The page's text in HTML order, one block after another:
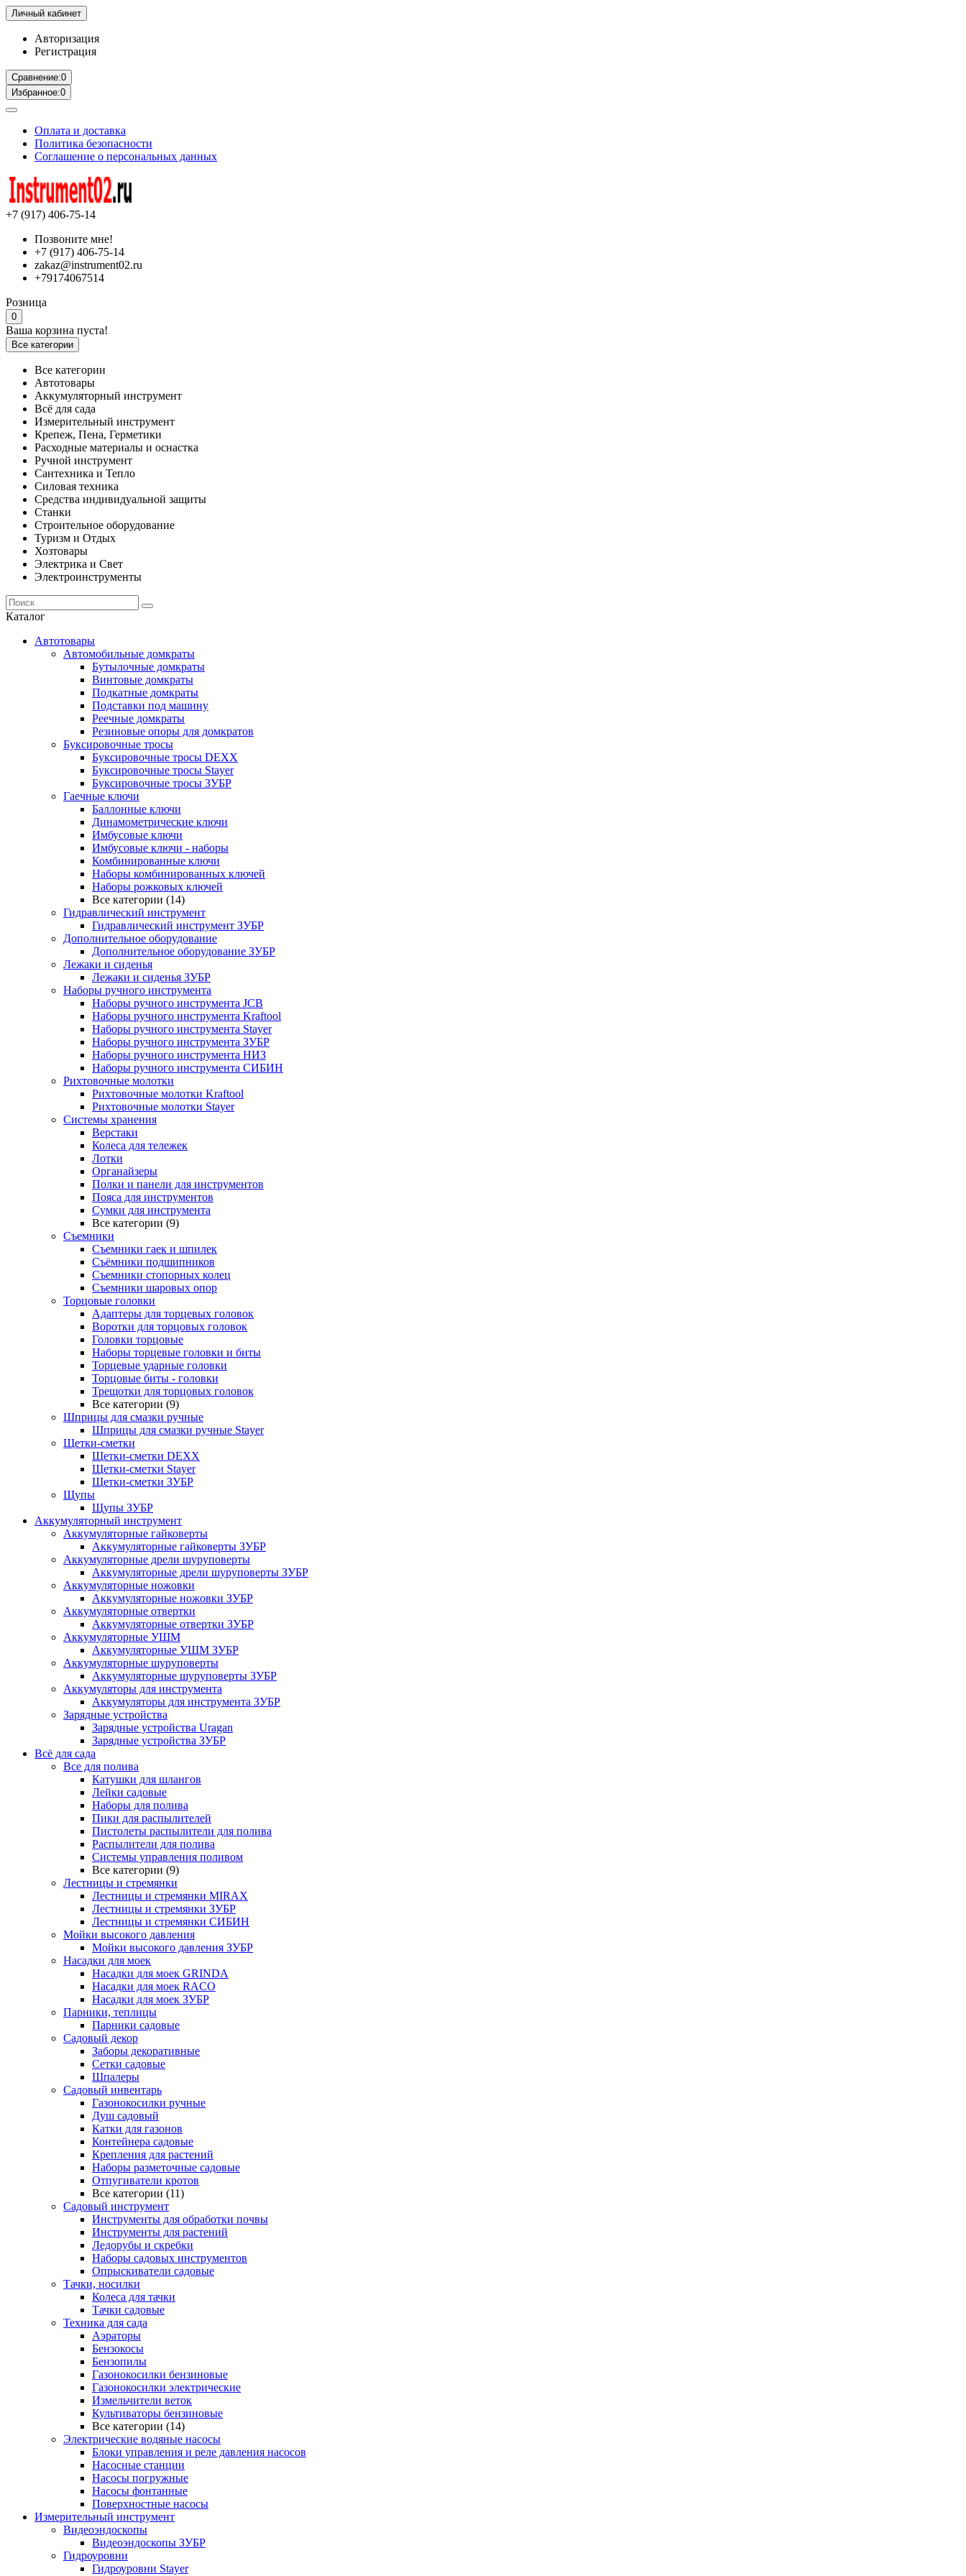
Личный кабинет
Авторизация
Регистрация
Сравнение:0
Избранное:0
Оплата и доставка
Политика безопасности
Соглашение о персональных данных
+7 (917) 406-75-14
Позвоните мне!
+7 (917) 406-75-14
zakaz@instrument02.ru
+79174067514
Розница
0
Ваша корзина пуста!
Все категории
Все категории
Автотовары
Аккумуляторный инструмент
Всё для сада
Измерительный инструмент
Крепеж, Пена, Герметики
Расходные материалы и оснастка
Ручной инструмент
Сантехника и Тепло
Силовая техника
Средства индивидуальной защиты
Станки
Строительное оборудование
Туризм и Отдых
Хозтовары
Электрика и Свет
Электроинструменты
Каталог
Автотовары
Автомобильные домкраты
Бутылочные домкраты
Винтовые домкраты
Подкатные домкраты
Подставки под машину
Реечные домкраты
Резиновые опоры для домкратов
Буксировочные тросы
Буксировочные тросы DEXX
Буксировочные тросы Stayer
Буксировочные тросы ЗУБР
Гаечные ключи
Баллонные ключи
Динамометрические ключи
Имбусовые ключи
Имбусовые ключи - наборы
Комбинированные ключи
Наборы комбинированных ключей
Наборы рожковых ключей
Все категории (14)
Гидравлический инструмент
Гидравлический инструмент ЗУБР
Дополнительное оборудование
Дополнительное оборудование ЗУБР
Лежаки и сиденья
Лежаки и сиденья ЗУБР
Наборы ручного инструмента
Наборы ручного инструмента JCB
Наборы ручного инструмента Kraftool
Наборы ручного инструмента Stayer
Наборы ручного инструмента ЗУБР
Наборы ручного инструмента НИЗ
Наборы ручного инструмента СИБИН
Рихтовочные молотки
Рихтовочные молотки Kraftool
Рихтовочные молотки Stayer
Системы хранения
Верстаки
Колеса для тележек
Лотки
Органайзеры
Полки и панели для инструментов
Пояса для инструментов
Сумки для инструмента
Все категории (9)
Съемники
Съемники гаек и шпилек
Съёмники подшипников
Съемники стопорных колец
Съемники шаровых опор
Торцовые головки
Адаптеры для торцевых головок
Воротки для торцовых головок
Головки торцовые
Наборы торцевые головки и биты
Торцевые ударные головки
Торцовые биты - головки
Трещотки для торцовых головок
Все категории (9)
Шприцы для смазки ручные
Шприцы для смазки ручные Stayer
Щетки-сметки
Щетки-сметки DEXX
Щетки-сметки Stayer
Щетки-сметки ЗУБР
Щупы
Щупы ЗУБР
Аккумуляторный инструмент
Аккумуляторные гайковерты
Аккумуляторные гайковерты ЗУБР
Аккумуляторные дрели шуруповерты
Аккумуляторные дрели шуруповерты ЗУБР
Аккумуляторные ножовки
Аккумуляторные ножовки ЗУБР
Аккумуляторные отвертки
Аккумуляторные отвертки ЗУБР
Аккумуляторные УШМ
Аккумуляторные УШМ ЗУБР
Аккумуляторные шуруповерты
Аккумуляторные шуруповерты ЗУБР
Аккумуляторы для инструмента
Аккумуляторы для инструмента ЗУБР
Зарядные устройства
Зарядные устройства Uragan
Зарядные устройства ЗУБР
Всё для сада
Все для полива
Катушки для шлангов
Лейки садовые
Наборы для полива
Пики для распылителей
Пистолеты распылители для полива
Распылители для полива
Системы управления поливом
Все категории (9)
Лестницы и стремянки
Лестницы и стремянки MIRAX
Лестницы и стремянки ЗУБР
Лестницы и стремянки СИБИН
Мойки высокого давления
Мойки высокого давления ЗУБР
Насадки для моек
Насадки для моек GRINDA
Насадки для моек RACO
Насадки для моек ЗУБР
Парники, теплицы
Парники садовые
Садовый декор
Заборы декоративные
Сетки садовые
Шпалеры
Садовый инвентарь
Газонокосилки ручные
Душ садовый
Катки для газонов
Контейнера садовые
Крепления для растений
Наборы разметочные садовые
Отпугиватели кротов
Все категории (11)
Садовый инструмент
Инструменты для обработки почвы
Инструменты для растений
Ледорубы и скребки
Наборы садовых инструментов
Опрыскиватели садовые
Тачки, носилки
Колеса для тачки
Тачки садовые
Техника для сада
Аэраторы
Бензокосы
Бензопилы
Газонокосилки бензиновые
Газонокосилки электрические
Измельчители веток
Культиваторы бензиновые
Все категории (14)
Электрические водяные насосы
Блоки управления и реле давления насосов
Насосные станции
Насосы погружные
Насосы фонтанные
Поверхностные насосы
Измерительный инструмент
Видеоэндоскопы
Видеоэндоскопы ЗУБР
Гидроуровни
Гидроуровни Stayer